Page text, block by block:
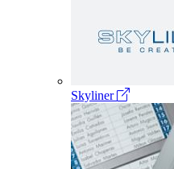
Skyliner